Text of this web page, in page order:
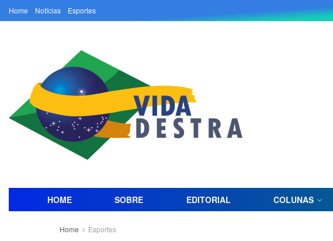
Home Notícias Esportes
HOME SOBRE EDITORIAL COLUNAS
Home Esportes